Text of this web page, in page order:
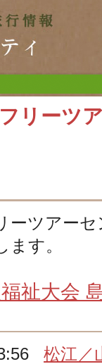
リーツ
ーツアー
す。
祉大会
松江／